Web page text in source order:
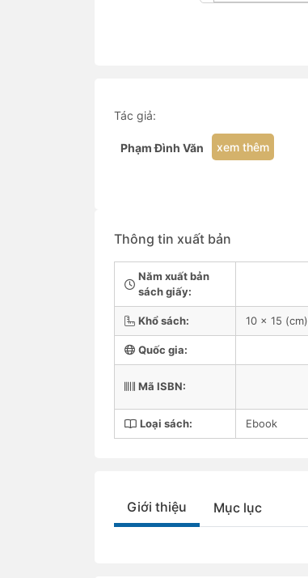
Tác giả:
Phạm Đình Văn xem thêm
Thông tin xuất bản
Năm xuất bản
sách giấy:
Khổ sách: 10 x 15 (cm)
Quốc gia:
Mã ISBN:
Loại sách: Ebook
Giới thiệu Mục lục